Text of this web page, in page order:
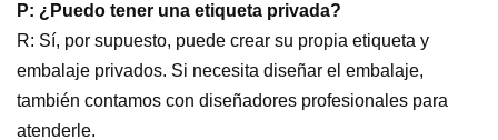
P: ¿Puedo tener una etiqueta privada?
R: Sí, por supuesto, puede crear su propia etiqueta y
embalaje privados. Si necesita diseñar el embalaje,
también contamos con diseñadores profesionales para
atenderle.